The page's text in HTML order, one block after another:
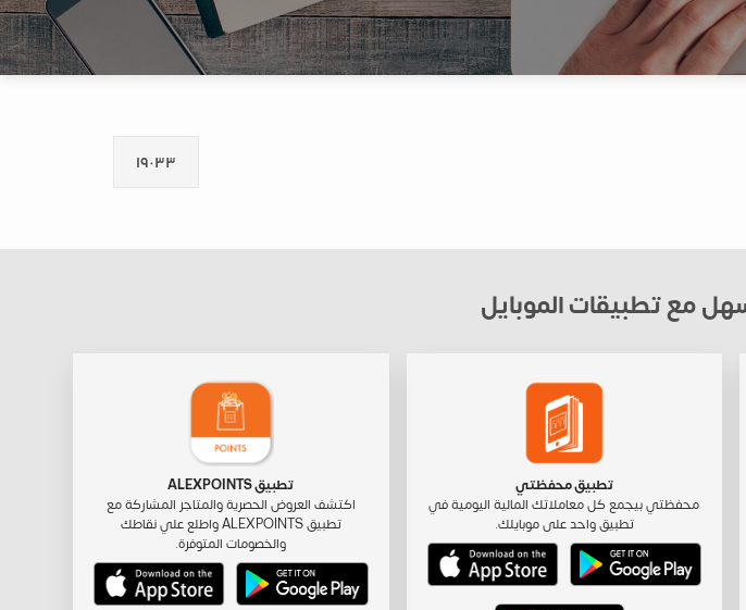
١٩٠٣٣
مع تطبيقات الموبايل
تطبيق محفظتي
محفظتي بيجمع كل معاملاتك المالية اليومية في
تطبيق واحد على موبايلك.
تطبيق ALEXPOINTS
اكتشف العروض الحصرية والمتاجر المشاركة مع
تطبيق ALEXPOINTS واطلع علي نقاطك
والخصومات المتوفرة.